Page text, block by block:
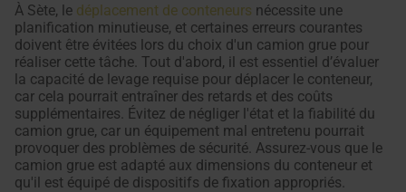
À Sète, le déplacement de conteneurs nécessite une
planification minutieuse, et certaines erreurs courantes
doivent être évitées lors du choix d'un camion grue pour
réaliser cette tâche. Tout d'abord, il est essentiel d’évaluer
la capacité de levage requise pour déplacer le conteneur,
car cela pourrait entraîner des retards et des coûts
supplémentaires. Évitez de négliger l'état et la fiabilité du
camion grue, car un équipement mal entretenu pourrait
provoquer des problèmes de sécurité. Assurez-vous que le
camion grue est adapté aux dimensions du conteneur et
qu'il est équipé de dispositifs de fixation appropriés.